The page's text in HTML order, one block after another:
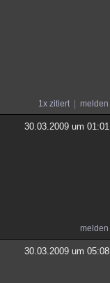
1x zitiert melden
30.03.2009 um 01:01
melden
30.03.2009 um 05:08